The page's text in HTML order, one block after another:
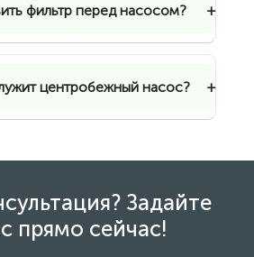
фильтр перед насосом?
центробежный насос?
Задайте
прямо сейчас!